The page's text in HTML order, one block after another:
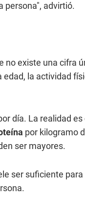
persona", advirtió.
no existe una cifra
la actividad
día. La realidad
por kilogramo
ser mayores.
ser suficiente